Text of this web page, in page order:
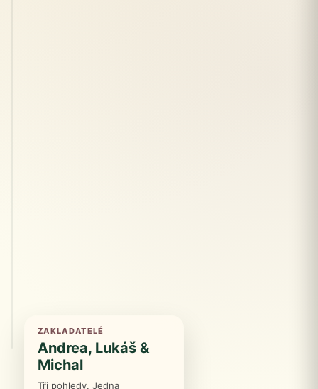
ZAKLADATELÉ
Andrea, Lukáš &
Michal
Tři pohledy. Jedna